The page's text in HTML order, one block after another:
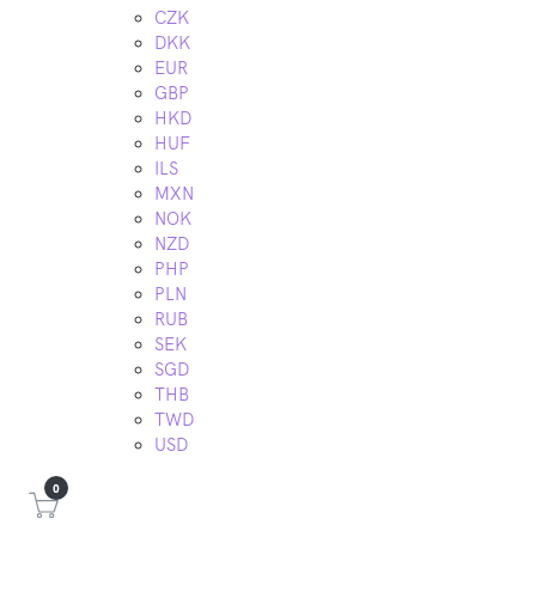
CZK
DKK
EUR
GBP
HKD
HUF
ILS
MXN
NOK
NZD
PHP
PLN
RUB
SEK
SGD
THB
TWD
USD
0